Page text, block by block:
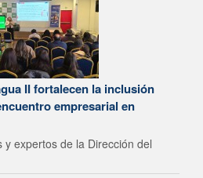
II fortalecen la inclusión
empresarial en
expertos de la Dirección del